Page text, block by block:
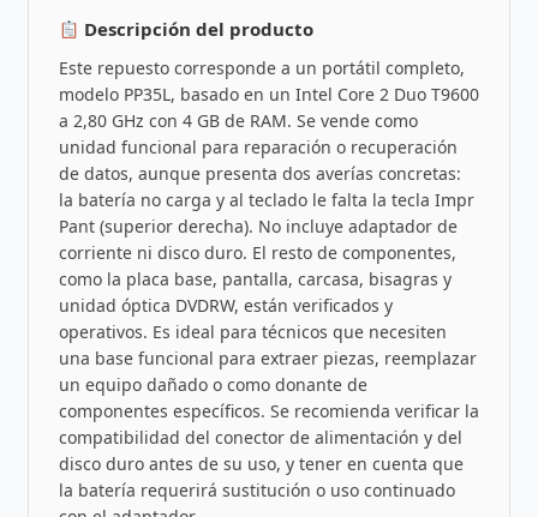
Descripción del producto
Este repuesto corresponde a un portátil completo,
modelo PP35L, basado en un Intel Core 2 Duo T9600
a 2,80 GHz con 4 GB de RAM. Se vende como
unidad funcional para reparación o recuperación
de datos, aunque presenta dos averías concretas:
la batería no carga y al teclado le falta la tecla Impr
Pant (superior derecha). No incluye adaptador de
corriente ni disco duro. El resto de componentes,
como la placa base, pantalla, carcasa, bisagras y
unidad óptica DVDRW, están verificados y
operativos. Es ideal para técnicos que necesiten
una base funcional para extraer piezas, reemplazar
un equipo dañado o como donante de
componentes específicos. Se recomienda verificar la
compatibilidad del conector de alimentación y del
disco duro antes de su uso, y tener en cuenta que
la batería requerirá sustitución o uso continuado